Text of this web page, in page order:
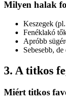
Milyen halak
Keszegek
Fenéklakó
Apróbb
Sebesebb,
3. A titkos
Miért titkos